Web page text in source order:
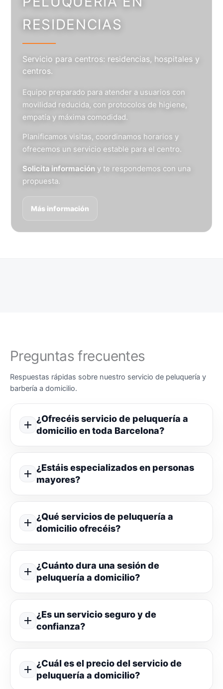
RESIDENCIAS
Servicio para centros: residencias, hospitales y
centros.
Equipo preparado para atender a usuarios con
movilidad reducida, con protocolos de higiene,
empatía y máxima comodidad.
Planificamos visitas, coordinamos horarios y
ofrecemos un servicio estable para el centro.
Solicita información y te respondemos con una
propuesta.
Más información
Preguntas frecuentes
Respuestas rápidas sobre nuestro servicio de peluquería y
barbería a domicilio.
¿Ofrecéis servicio de peluquería a
domicilio en toda Barcelona?
¿Estáis especializados en personas
mayores?
¿Qué servicios de peluquería a
domicilio ofrecéis?
¿Cuánto dura una sesión de
peluquería a domicilio?
¿Es un servicio seguro y de
confianza?
¿Cuál es el precio del servicio de
peluquería a domicilio?